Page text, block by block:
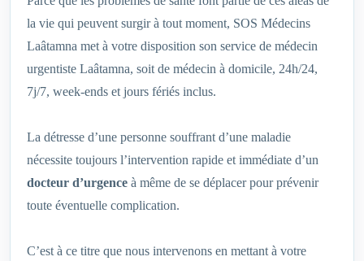
la vie qui peuvent surgir à tout moment, SOS Médecins
Laâtamna met à votre disposition son service de médecin
urgentiste Laâtamna, soit de médecin à domicile, 24h/24,
7j/7, week-ends et jours fériés inclus.
La détresse d’une personne souffrant d’une maladie
nécessite toujours l’intervention rapide et immédiate d’un
docteur d’urgence à même de se déplacer pour prévenir
toute éventuelle complication.
C’est à ce titre que nous intervenons en mettant à votre